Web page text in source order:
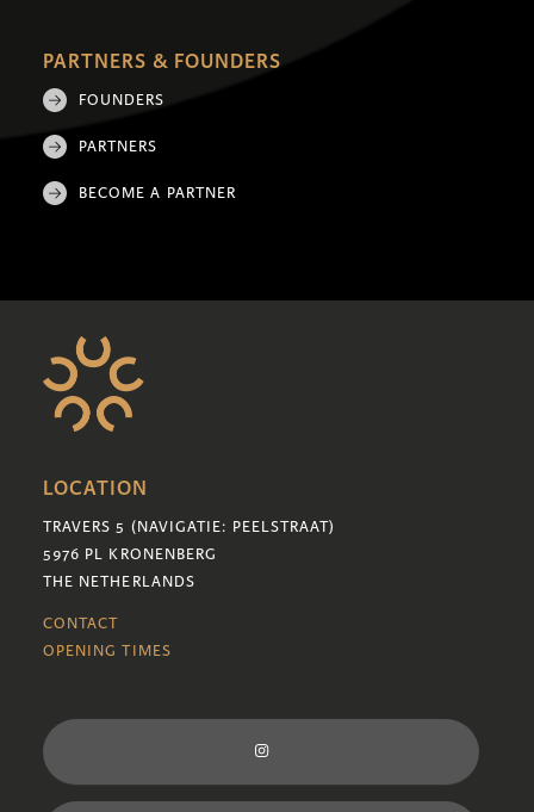
PARTNERS & FOUNDERS
FOUNDERS
PARTNERS
BECOME A PARTNER
LOCATION
TRAVERS 5 (NAVIGATIE: PEELSTRAAT)
5976 PL KRONENBERG
THE NETHERLANDS
CONTACT
OPENING TIMES